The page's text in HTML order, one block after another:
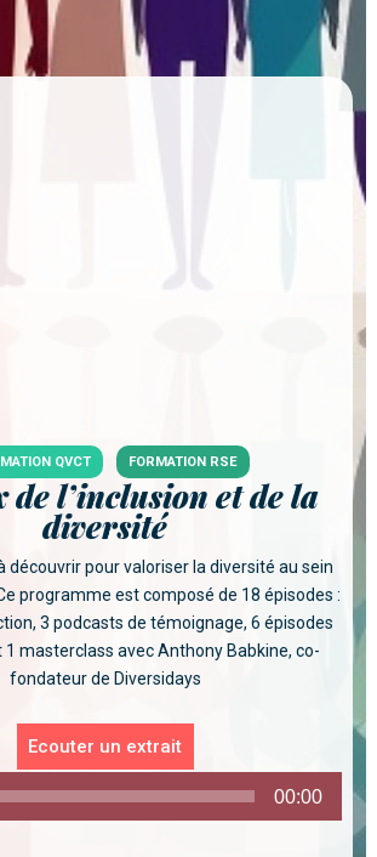
QVCT FORMATION RSE
de l’inclusion et de la
diversité
découvrir pour valoriser la diversité au sein
programme est composé de 18 épisodes :
3 podcasts de témoignage, 6 épisodes
masterclass avec Anthony Babkine, co-
fondateur de Diversidays
Ecouter un extrait
00:00